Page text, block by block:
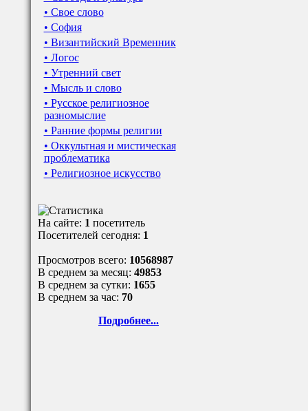
• Свое слово
• София
• Византийский Временник
• Логос
• Утренний свет
• Мысль и слово
• Русское религиозное
разномыслие
• Ранние формы религии
• Оккультная и мистическая
проблематика
• Религиозное искусство
На сайте: 1 посетитель
Посетителей сегодня: 1
Просмотров всего: 10568987
В среднем за месяц: 49853
В среднем за сутки: 1655
В среднем за час: 70
Подробнее...